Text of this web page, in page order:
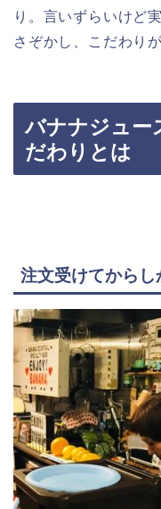
り。言いずらいけど
さぞかし、こだわり
バナナジュー
だわりとは
注文受けてからし